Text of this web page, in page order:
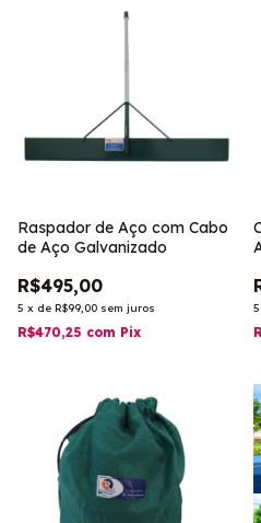
Raspador de Aço com Cabo
de Aço Galvanizado
R$495,00
5 x de R$99,00 sem juros
R$470,25 com Pix
5